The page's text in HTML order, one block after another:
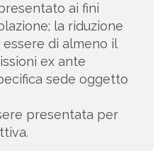
ai fini
la riduzione
di almeno il
ex ante
sede oggetto
presentata per